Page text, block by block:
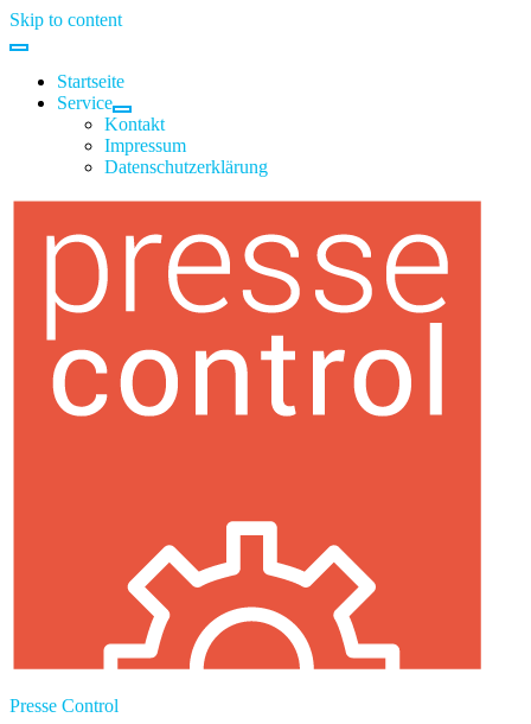
Skip to content
Startseite
Service
Kontakt
Impressum
Datenschutzerklärung
Presse Control